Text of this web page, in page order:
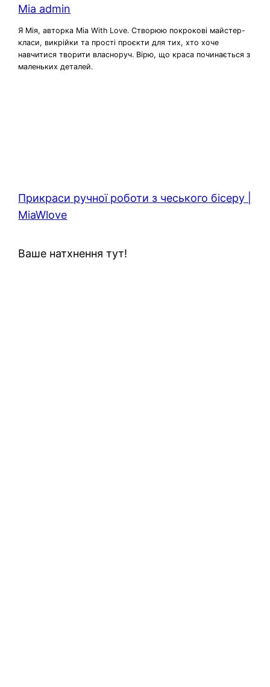
Mia admin
Я Мія, авторка Mia With Love. Створюю покрокові майстер-
класи, викрійки та прості проєкти для тих, хто хоче
навчитися творити власноруч. Вірю, що краса починається з
маленьких деталей.
Прикраси ручної роботи з чеського бісеру |
MiaWlove
Ваше натхнення тут!